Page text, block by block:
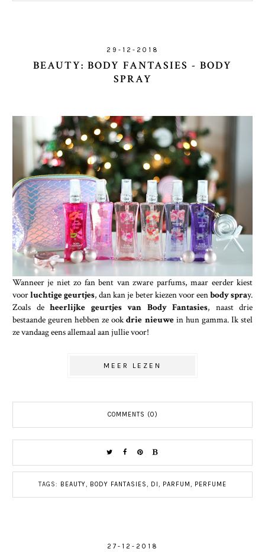
29-12-2018
BEAUTY: BODY FANTASIES - BODY
SPRAY
Wanneer je niet zo fan bent van zware parfums, maar eerder kiest
voorluchtige geurtjes, dan kan je beter kiezen voor eenbody spray.
Zoals de heerlijke geurtjes van Body Fantasies, naast drie
bestaande geuren hebben ze ookdrie nieuwe in hun gamma. Ik stel
ze vandaag eens allemaal aan jullie voor!
MEER LEZEN
COMMENTS (0)
TAGS: BEAUTY, BODY FANTASIES, DI, PARFUM, PERFUME
27-12-2018